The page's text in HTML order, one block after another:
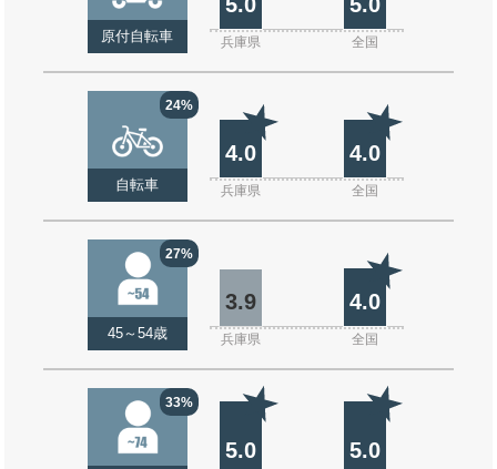
原付自転車 兵庫県 全国
24%
自転車
4.0 4.0
兵庫県 全国
27%
45～54歳
3.9 4.0
兵庫県 全国
33%
5.0 5.0